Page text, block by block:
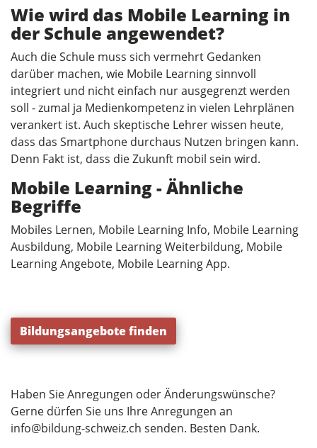
Wie wird das Mobile Learning in
der Schule angewendet?
Auch die Schule muss sich vermehrt Gedanken
darüber machen, wie Mobile Learning sinnvoll
integriert und nicht einfach nur ausgegrenzt werden
soll - zumal ja Medienkompetenz in vielen Lehrplänen
verankert ist. Auch skeptische Lehrer wissen heute,
dass das Smartphone durchaus Nutzen bringen kann.
Denn Fakt ist, dass die Zukunft mobil sein wird.
Mobile Learning - Ähnliche
Begriffe
Mobiles Lernen, Mobile Learning Info, Mobile Learning
Ausbildung, Mobile Learning Weiterbildung, Mobile
Learning Angebote, Mobile Learning App.
Bildungsangebote finden
Haben Sie Anregungen oder Änderungswünsche?
Gerne dürfen Sie uns Ihre Anregungen an
info@bildung-schweiz.ch senden. Besten Dank.